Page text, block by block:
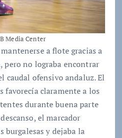
Media Center
a flote gracias a
pero no lograba encontrar
caudal ofensivo andaluz. El
favorecía claramente a los
durante buena parte
el marcador
burgalesas y dejaba la